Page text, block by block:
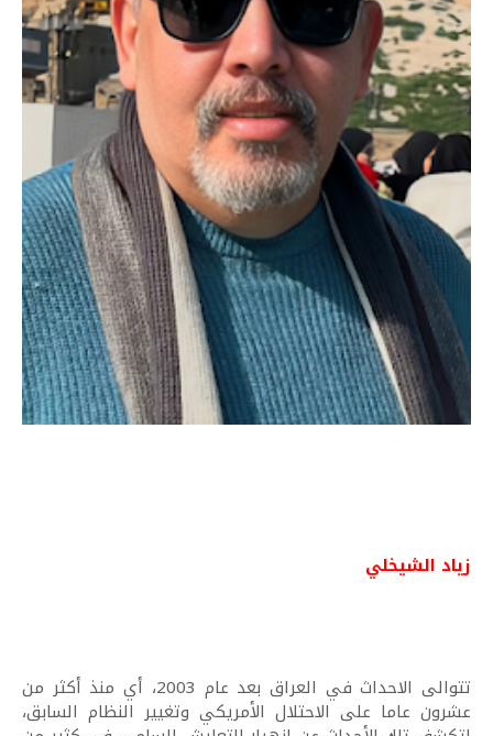
زياد الشيخلي
تتوالى الاحداث في العراق بعد عام 2003، أي منذ أكثر من
عشرون عاما على الاحتلال الأمريكي وتغيير النظام السابق،